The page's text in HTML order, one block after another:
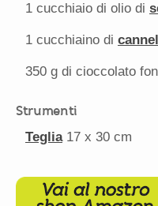
1 cucchiaio di olio di
1 cucchiaino di
350 g di cioccolato
Strumenti
Teglia 17 x 30 cm